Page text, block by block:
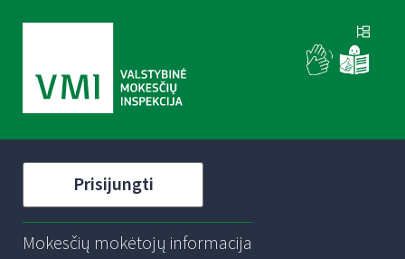
Prisijungti
Mokesčių mokėtojų informacija